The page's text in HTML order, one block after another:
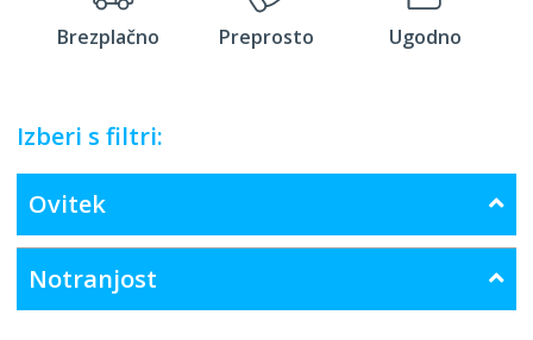
Brezplačno Preprosto Ugodno
Izberi s filtri:
Ovitek
Notranjost